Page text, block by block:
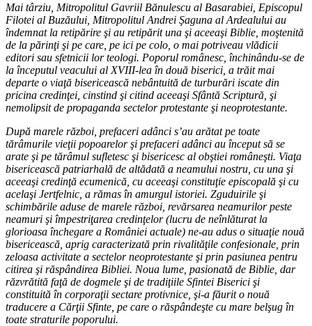
Mai târziu, Mitropolitul Gavriil Bănulescu al Basarabiei, Episcopul
Filotei al Buzăului, Mitropolitul Andrei Şaguna al Ardealului au
îndemnat la retipărire şi au retipărit una şi aceeaşi Biblie, moştenită
de la părinţi şi pe care, pe ici pe colo, o mai potriveau vlădicii
editori sau sfetnicii lor teologi. Poporul românesc, închinându-se de
la începutul veacului al XVIII-lea în două biserici, a trăit mai
departe o viaţă bisericească nebântuită de turburări iscate din
pricina credinţei, cinstind şi citind aceeaşi Sfântă Scriptură, şi
nemolipsit de propaganda sectelor protestante şi neoprotestante.
După marele război, prefaceri adânci s’au arătat pe toate
tărâmurile vieţii popoarelor şi prefaceri adânci au început să se
arate şi pe tărâmul sufletesc şi bisericesc al obştiei româneşti. Viaţa
bisericească patriarhală de altădată a neamului nostru, cu una şi
aceeaşi credinţă ecumenică, cu aceeaşi constituţie episcopală şi cu
acelaşi Jertfelnic, a rămas în amurgul istoriei. Zguduirile şi
schimbările aduse de marele război, revărsarea neamurilor peste
neamuri şi împestriţarea credinţelor (lucru de neînlăturat la
glorioasa închegare a României actuale) ne-au adus o situaţie nouă
bisericească, aprig caracterizată prin rivalităţile confesionale, prin
zeloasa activitate a sectelor neoprotestante şi prin pasiunea pentru
citirea şi răspândirea Bibliei. Noua lume, pasionată de Biblie, dar
răzvrătită faţă de dogmele şi de tradiţiile Sfintei Biserici şi
constituită în corporaţii sectare protivnice, şi-a făurit o nouă
traducere a Cărţii Sfinte, pe care o răspândeşte cu mare belşug în
toate straturile poporului.